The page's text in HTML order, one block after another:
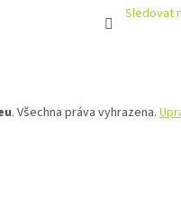
Sledovat
. Všechna práva vyhrazena.